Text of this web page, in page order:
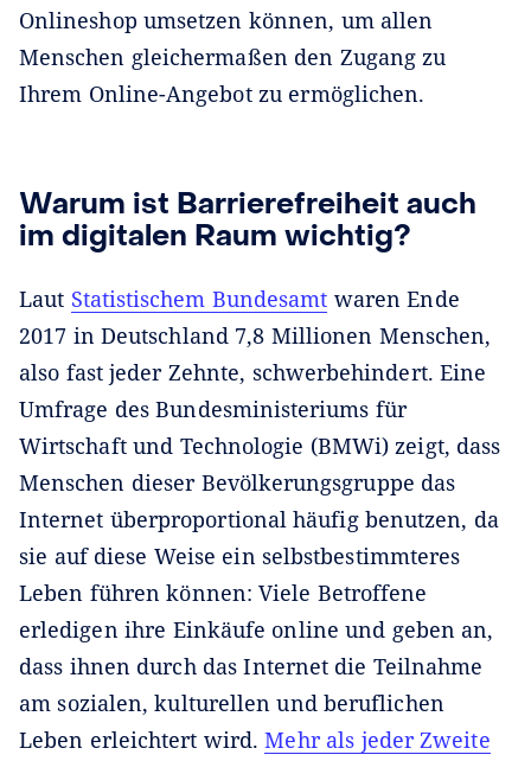
Onlineshop umsetzen können, um allen
Menschen gleichermaßen den Zugang zu
Ihrem Online-Angebot zu ermöglichen.
Warum ist Barrierefreiheit auch
im digitalen Raum wichtig?
Laut Statistischem Bundesamt waren Ende
2017 in Deutschland 7,8 Millionen Menschen,
also fast jeder Zehnte, schwerbehindert. Eine
Umfrage des Bundesministeriums für
Wirtschaft und Technologie (BMWi) zeigt, dass
Menschen dieser Bevölkerungsgruppe das
Internet überproportional häufig benutzen, da
sie auf diese Weise ein selbstbestimmteres
Leben führen können: Viele Betroffene
erledigen ihre Einkäufe online und geben an,
dass ihnen durch das Internet die Teilnahme
am sozialen, kulturellen und beruflichen
Leben erleichtert wird.Mehr als jeder Zweite